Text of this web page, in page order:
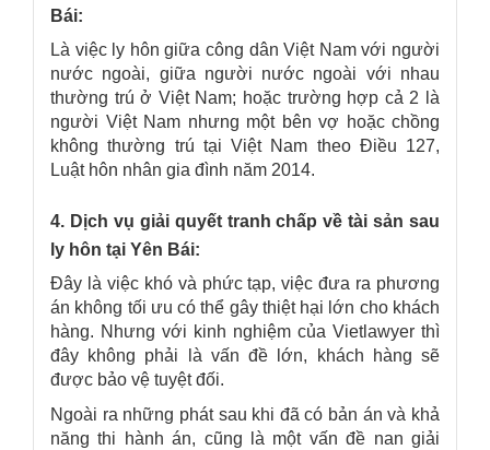
Bái:
Là việc ly hôn giữa công dân Việt Nam với người
nước ngoài, giữa người nước ngoài với nhau
thường trú ở Việt Nam; hoặc trường hợp cả 2 là
người Việt Nam nhưng một bên vợ hoặc chồng
không thường trú tại Việt Nam theo Điều 127,
Luật hôn nhân gia đình năm 2014.
4. Dịch vụ giải quyết tranh chấp về tài sản sau
ly hôn tại Yên Bái:
Đây là việc khó và phức tạp, việc đưa ra phương
án không tối ưu có thể gây thiệt hại lớn cho khách
hàng. Nhưng với kinh nghiệm của Vietlawyer thì
đây không phải là vấn đề lớn, khách hàng sẽ
được bảo vệ tuyệt đối.
Ngoài ra những phát sau khi đã có bản án và khả
năng thi hành án, cũng là một vấn đề nan giải